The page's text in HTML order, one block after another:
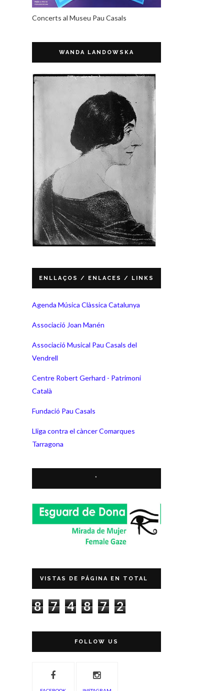
Concerts al Museu Pau Casals
WANDA LANDOWSKA
ENLLAÇOS / ENLACES / LINKS
Agenda Música Clàssica Catalunya
Associació Joan Manén
Associació Musical Pau Casals del
Vendrell
Centre Robert Gerhard - Patrimoni
Català
Fundació Pau Casals
Lliga contra el càncer Comarques
Tarragona
*
VISTAS DE PÁGINA EN TOTAL
8 7 4 8 7 2
FOLLOW US